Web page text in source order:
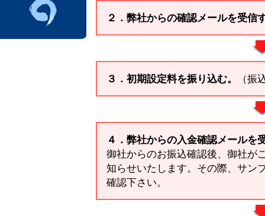
２．弊社からの確認メールを受信
３．初期設定料を振り込む。 （振
４．弊社からの入金確認メールを
御社からのお振込確認後、御社が
知らせいたします。その際、サン
確認下さい。